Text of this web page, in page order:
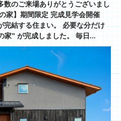
数のご来場ありがとうございまし
家】期間限定 完成見学会開催
完結する住まい。 必要な分だけ
家” が完成しました。 毎日...